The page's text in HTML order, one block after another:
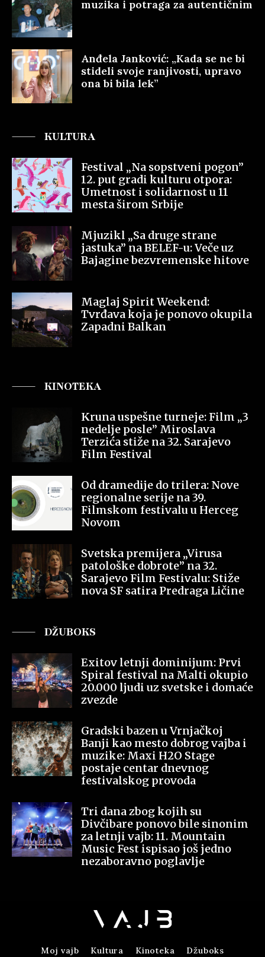
muzika i potraga za autentičnim
Anđela Janković: „Kada se ne bi
stideli svoje ranjivosti, upravo
ona bi bila lek”
KULTURA
Festival „Na sopstveni pogon”
12. put gradi kulturu otpora:
Umetnost i solidarnost u 11
mesta širom Srbije
Mjuzikl „Sa druge strane
jastuka” na BELEF-u: Veče uz
Bajagine bezvremenske hitove
Maglaj Spirit Weekend:
Tvrđava koja je ponovo okupila
Zapadni Balkan
KINOTEKA
Kruna uspešne turneje: Film „3
nedelje posle” Miroslava
Terzića stiže na 32. Sarajevo
Film Festival
Od dramedije do trilera: Nove
regionalne serije na 39.
Filmskom festivalu u Herceg
Novom
Svetska premijera „Virusa
patološke dobrote” na 32.
Sarajevo Film Festivalu: Stiže
nova SF satira Predraga Ličine
DŽUBOKS
Exitov letnji dominijum: Prvi
Spiral festival na Malti okupio
20.000 ljudi uz svetske i domaće
zvezde
Gradski bazen u Vrnjačkoj
Banji kao mesto dobrog vajba i
muzike: Maxi H2O Stage
postaje centar dnevnog
festivalskog provoda
Tri dana zbog kojih su
Divčibare ponovo bile sinonim
za letnji vajb: 11. Mountain
Music Fest ispisao još jedno
nezaboravno poglavlje
Moj vajb Kultura Kinoteka Džuboks